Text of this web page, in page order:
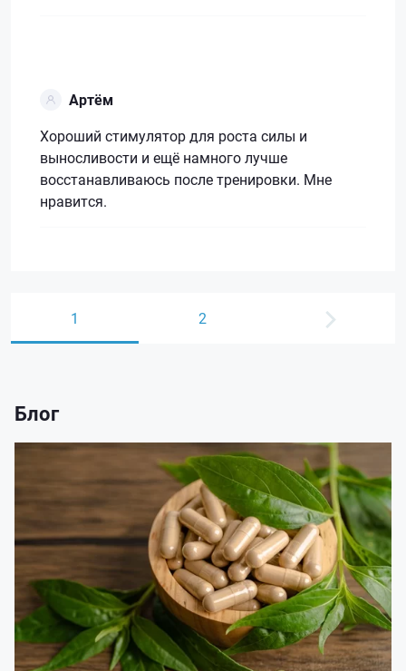
Артём
Хороший стимулятор для роста силы и
выносливости и ещё намного лучше
восстанавливаюсь после тренировки. Мне
нравится.
1 2
Блог